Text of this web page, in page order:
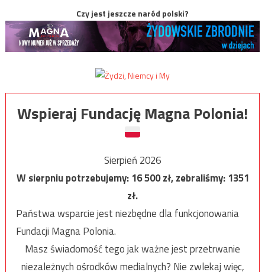
Czy jest jeszcze naród polski?
Wspieraj Fundację Magna Polonia!
Sierpień 2026
W sierpniu potrzebujemy:16 500zł, zebraliśmy:1351
zł.
Państwa wsparcie jest niezbędne dla funkcjonowania
Fundacji Magna Polonia.
Masz świadomość tego jak ważne jest przetrwanie
niezależnych ośrodków medialnych? Nie zwlekaj więc,